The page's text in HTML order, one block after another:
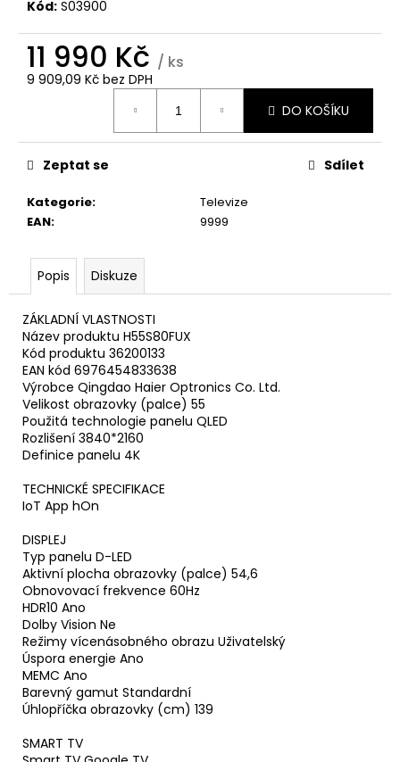
Kód: S03900
11 990 Kč / ks
9 909,09 Kč bez DPH
DO KOŠÍKU
Kategorie:
Televize
EAN: 9999
Zeptat se Sdílet
Popis Diskuze
ZÁKLADNÍ VLASTNOSTI
Název produktu H55S80FUX
Kód produktu 36200133
EAN kód 6976454833638
Výrobce Qingdao Haier Optronics Co. Ltd.
Velikost obrazovky (palce) 55
Použitá technologie panelu QLED
Rozlišení 3840*2160
Definice panelu 4K
TECHNICKÉ SPECIFIKACE
IoT App hOn
DISPLEJ
Typ panelu D-LED
Aktivní plocha obrazovky (palce) 54,6
Obnovovací frekvence 60Hz
HDR10 Ano
Dolby Vision Ne
Režimy vícenásobného obrazu Uživatelský
Úspora energie Ano
MEMC Ano
Barevný gamut Standardní
Úhlopříčka obrazovky (cm) 139
SMART TV
j
m
VT
11
990